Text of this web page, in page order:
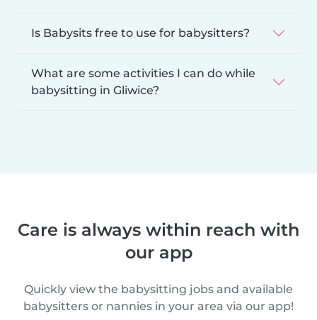
Is Babysits free to use for babysitters?
What are some activities I can do while
babysitting in Gliwice?
Care is always within reach with
our app
Quickly view the babysitting jobs and available
babysitters or nannies in your area via our app!